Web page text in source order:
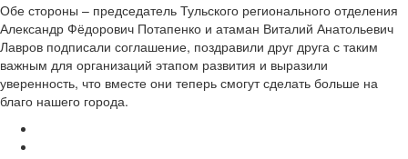
Обе стороны – председатель Тульского регионального отделения
Александр Фёдорович Потапенко и атаман Виталий Анатольевич
Лавров подписали соглашение, поздравили друг друга с таким
важным для организаций этапом развития и выразили
уверенность, что вместе они теперь смогут сделать больше на
благо нашего города.